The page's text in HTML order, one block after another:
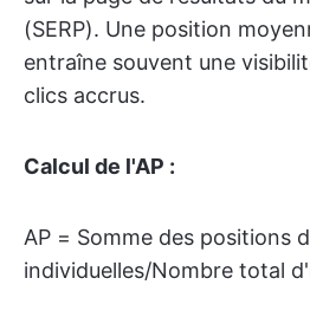
(SERP). Une position
entraîne souvent une
clics accrus.
Calcul de l'AP :
AP = Somme des positions
individuelles/Nombre total